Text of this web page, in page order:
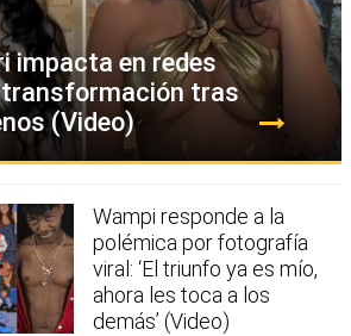
impacta en redes
transformación tras
(Video)
Wampi responde a la
polémica por fotografía
viral: ‘El triunfo ya es mío,
ahora les toca a los
demás’ (Video)